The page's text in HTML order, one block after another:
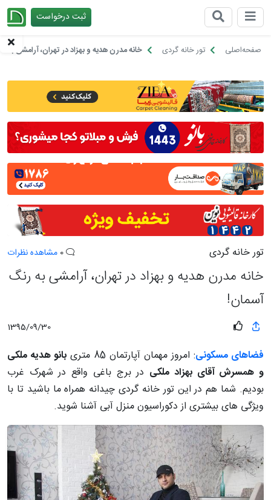
ثبت درخواست
صفحه‌اصلی تور خانه گردی خانه مدرن هدیه و بهزاد در تهران، آرامشی
تور خانه گردی مشاهده نظرات
خانه مدرن هدیه و بهزاد در تهران، آرامشی به رنگ
آسمان!
1395/09/30
فضاهای مسکونی: امروز مهمان آپارتمان 85 متری
بانو هدیه ملکی
و همسرش آقای بهزاد ملکی در برج باغی واقع در شهرک غرب
بودیم. شما هم در این تور خانه گردی چیدانه همراه ما باشید تا با
ویژگی های بیشتری از دکوراسیون منزل آبی آشنا شوید.